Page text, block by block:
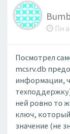
Пн
Посмотрел
mcsrv.db
информации,
ней ровно то
ключ, который
значение (не